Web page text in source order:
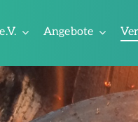
Angebote